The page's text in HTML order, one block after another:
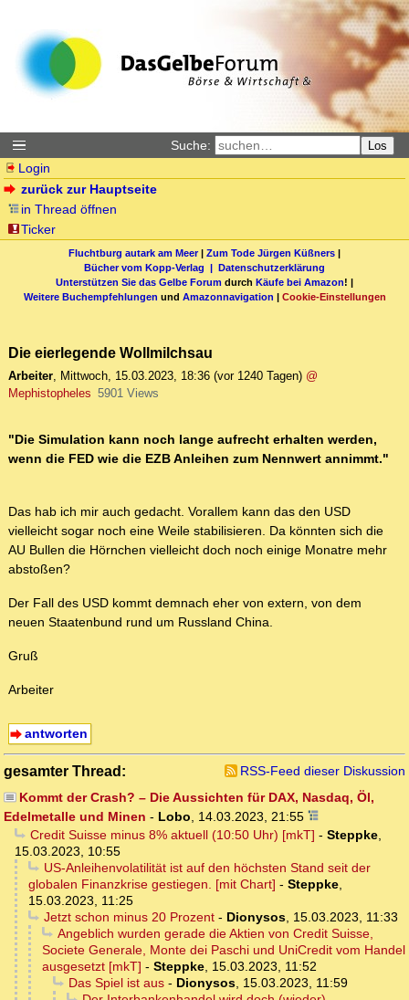
Suche: Los
Login
zurück zur Hauptseite
in Thread öffnen
Ticker
Fluchtburg autark am Meer| Zum Tode Jürgen Küßners |
Bücher vom Kopp-Verlag | Datenschutzerklärung
Unterstützen Sie das Gelbe Forum durch Käufe bei Amazon! |
Weitere Buchempfehlungen und Amazonnavigation | Cookie-Einstellungen
Die eierlegende Wollmilchsau
Arbeiter, Mittwoch, 15.03.2023, 18:36 (vor 1240 Tagen) @
Mephistopheles 5901 Views
"Die Simulation kann noch lange aufrecht erhalten werden,
wenn die FED wie die EZB Anleihen zum Nennwert annimmt."
Das hab ich mir auch gedacht. Vorallem kann das den USD
vielleicht sogar noch eine Weile stabilisieren. Da könnten sich die
AU Bullen die Hörnchen vielleicht doch noch einige Monatre mehr
abstoßen?
Der Fall des USD kommt demnach eher von extern, von dem
neuen Staatenbund rund um Russland China.
Gruß
Arbeiter
antworten
gesamter Thread:
RSS-Feed dieser Diskussion
Kommt der Crash? – Die Aussichten für DAX, Nasdaq, Öl,
Edelmetalle und Minen - Lobo, 14.03.2023, 21:55
Credit Suisse minus 8% aktuell (10:50 Uhr) [mkT] - Steppke,
15.03.2023, 10:55
US-Anleihenvolatilität ist auf den höchsten Stand seit der
globalen Finanzkrise gestiegen. [mit Chart] - Steppke,
15.03.2023, 11:25
Jetzt schon minus 20 Prozent- Dionysos, 15.03.2023, 11:33
Angeblich wurden gerade die Aktien von Credit Suisse,
Societe Generale, Monte dei Paschi und UniCredit vom Handel
ausgesetzt [mkT] - Steppke, 15.03.2023, 11:52
Das Spiel ist aus- Dionysos, 15.03.2023, 11:59